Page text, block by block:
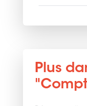
Plus